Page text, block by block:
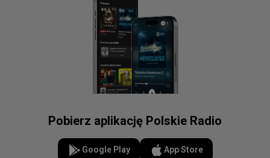
Pobierz aplikację Polskie Radio
Google Play App Store